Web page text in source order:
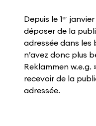
Depuis le 1 er
déposer de la
adressée dans les
n’avez donc plus
Reklammen w.e.g.
recevoir de la
adressée.